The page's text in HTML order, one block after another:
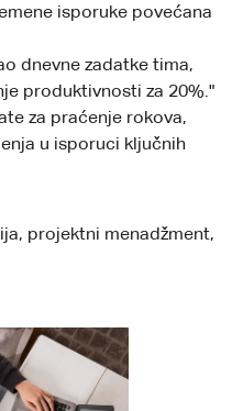
isporuke povećana
dnevne zadatke tima,
produktivnosti za 20%."
za praćenje rokova,
u isporuci ključnih
projektni menadžment,